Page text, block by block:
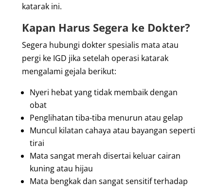
katarak ini.
Kapan Harus Segera ke Dokter?
Segera hubungi dokter spesialis mata atau
pergi ke IGD jika setelah operasi katarak
mengalami gejala berikut:
Nyeri hebat yang tidak membaik dengan
obat
Penglihatan tiba-tiba menurun atau gelap
Muncul kilatan cahaya atau bayangan seperti
tirai
Mata sangat merah disertai keluar cairan
kuning atau hijau
Mata bengkak dan sangat sensitif terhadap